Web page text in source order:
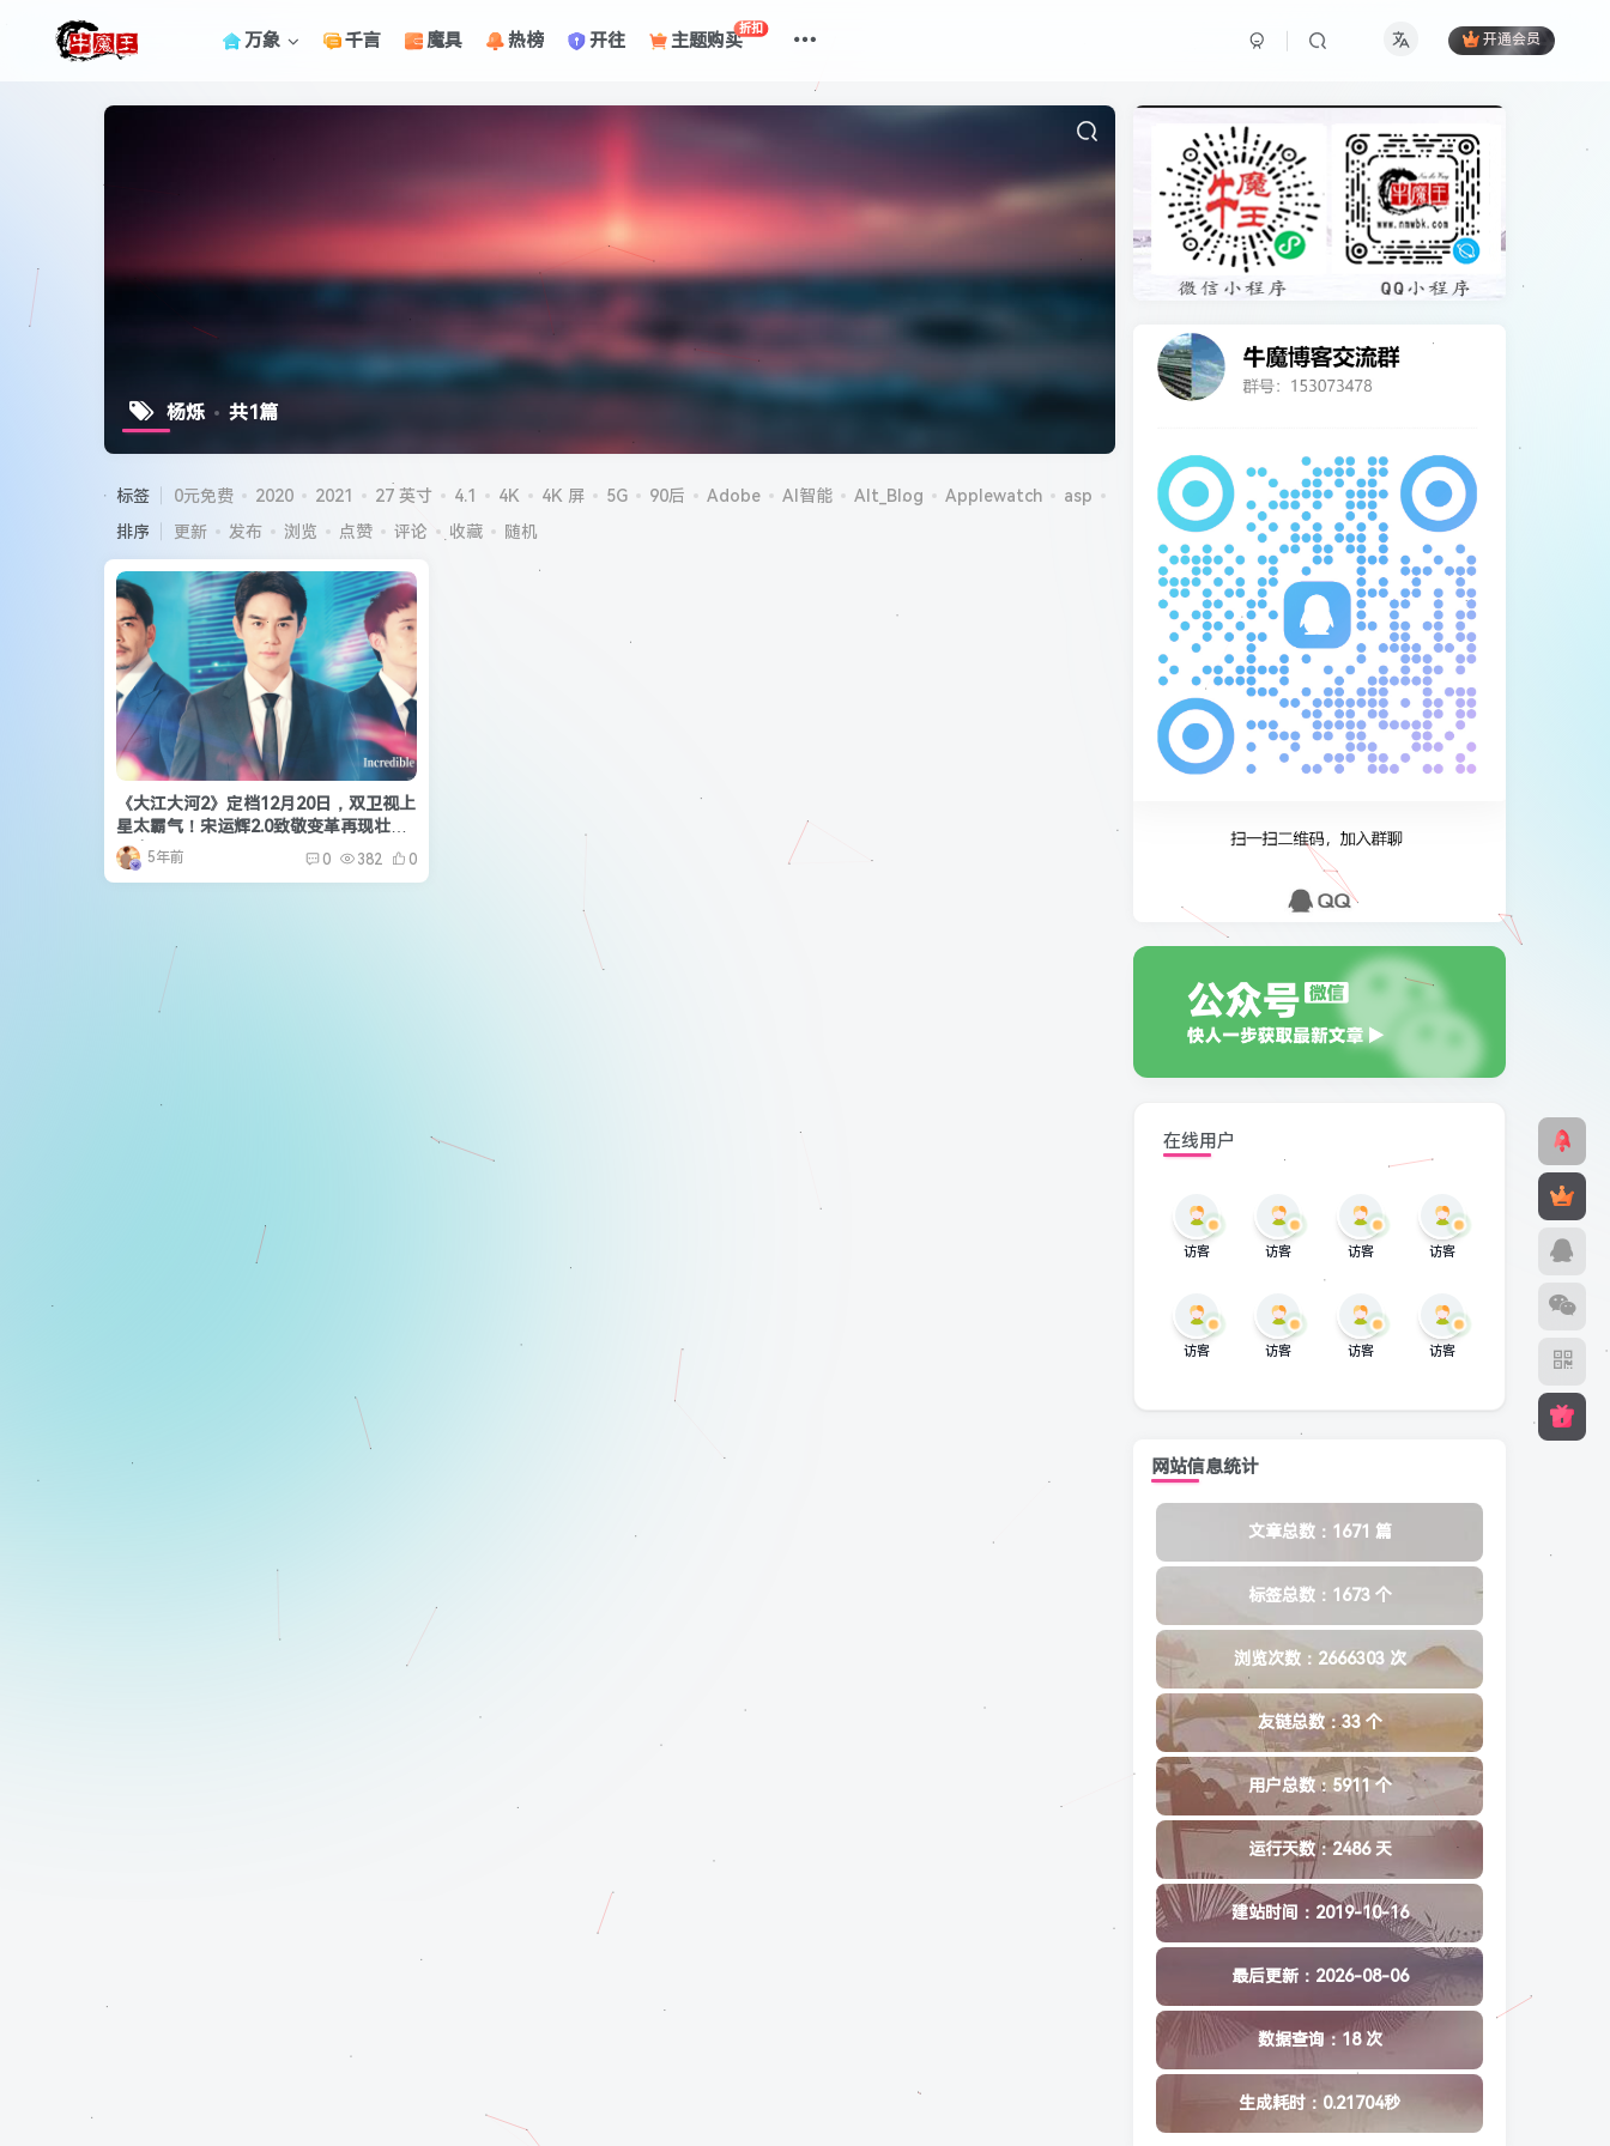
万象 千言 魔具 热榜 开往 主题购买
折扣
开通会员
杨烁 共1篇
标签 0元免费 2020 2021 27 英寸 4.1 4K 4K 屏 5G 90后 Adobe AI智能 Alt_Blog Applewatch asp CentOS7 CorePress cpu cydia DCRM
排序
更新 发布 浏览 点赞 评论 收藏 随机
《大江大河2》定档12月20日，双卫视上
星太霸气！宋运辉2.0致敬变革再现壮阔
历史！5年前 0 382 0
在线用户
访客 访客 访客 访客
访客 访客 访客 访客
网站信息统计
文章总数：1671 篇
标签总数：1673 个
浏览次数：2666303 次
友链总数：33 个
用户总数：5911 个
运行天数：2486 天
建站时间：2019-10-16
最后更新：2026-08-06
数据查询：18 次
生成耗时：0.21704秒